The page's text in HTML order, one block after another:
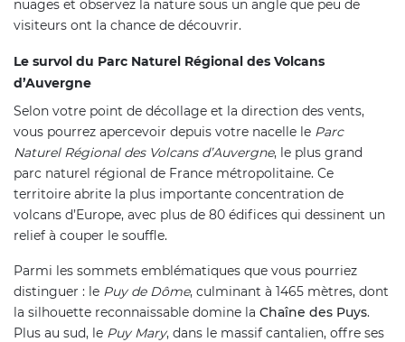
nuages et observez la nature sous un angle que peu de
visiteurs ont la chance de découvrir.
Le survol du Parc Naturel Régional des Volcans
d’Auvergne
Selon votre point de décollage et la direction des vents,
vous pourrez apercevoir depuis votre nacelle le Parc
Naturel Régional des Volcans d’Auvergne, le plus grand
parc naturel régional de France métropolitaine. Ce
territoire abrite la plus importante concentration de
volcans d’Europe, avec plus de 80 édifices qui dessinent un
relief à couper le souffle.
Parmi les sommets emblématiques que vous pourriez
distinguer : le Puy de Dôme, culminant à 1465 mètres, dont
la silhouette reconnaissable domine la Chaîne des Puys.
Plus au sud, le Puy Mary, dans le massif cantalien, offre ses